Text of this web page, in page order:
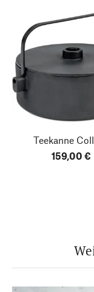
Teekanne
159,00 €